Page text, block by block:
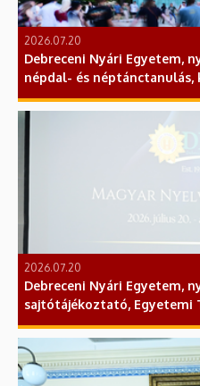
2026.07.20
Debreceni Nyári Egyetem,
népdal- és néptánctanulás,
2026.07.20
Debreceni Nyári Egyetem,
sajtótájékoztató, Egyetemi